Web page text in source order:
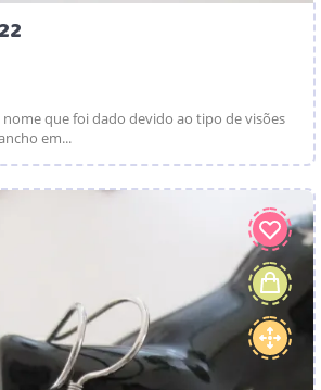
que foi dado devido ao tipo de visões
em...